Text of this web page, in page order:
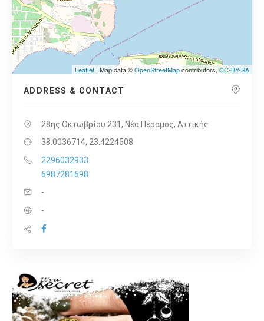
Leaflet | Map data ©OpenStreetMapcontributors,CC-BY-SA
ADDRESS & CONTACT
28ης Οκτωβρίου 231, Νέα Πέραμος, Αττικής
38.0036714, 23.4224508
2296032933
6987281698
-
-